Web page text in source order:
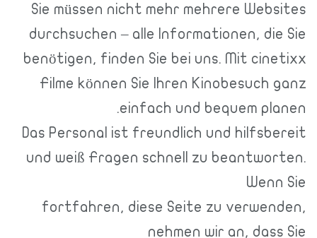
Sie müssen nicht mehr mehrere Websites
durchsuchen – alle Informationen, die Sie
benötigen, finden Sie bei uns. Mit cinetixx
Filme können Sie Ihren Kinobesuch ganz
einfach und bequem planen.
Das Personal ist freundlich und hilfsbereit
und weiß Fragen schnell zu beantworten.
Wenn Sie
fortfahren, diese Seite zu verwenden,
nehmen wir an, dass Sie